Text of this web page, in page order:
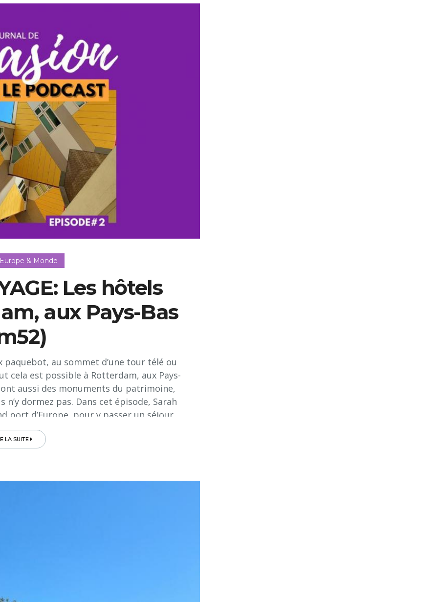
& Monde
Les hôtels
aux Pays-Bas
au sommet d’une tour télé ou
cela est possible à Rotterdam, aux Pays-
aussi des monuments du patrimoine,
dormez pas. Dans cet épisode, Sarah
port d’Europe, pour y passer un séjour...
LA SUITE